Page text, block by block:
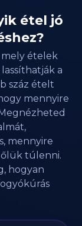
étel jó
mely ételek
a
száz ételt
mennyire
mennyire
túlenni.
hogyan